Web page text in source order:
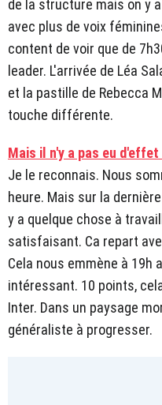
de la structure mais on y
avec plus de voix
content de voir que de
leader. L'arrivée de Léa
et la pastille de Rebecca
touche différente.
Mais il n'y a pas eu d'effet
Je le reconnais. Nous
heure. Mais sur la
y a quelque chose à
satisfaisant. Ca repart
Cela nous emmène à 19h
intéressant. 10 points,
Inter. Dans un paysage
généraliste à progresser.